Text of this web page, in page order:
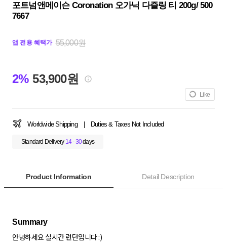
포트넘앤메이슨 Coronation 오가닉 다즐링 티 200g/ 500
7667
앱 전용 혜택가 55,000원
2% 53,900원
Like
Worldwide Shipping Duties & Taxes Not Included
Standard Delivery 14 - 30days
Product Information Detail Description
Summary
안녕하세요 실시간 런던입니다 :)